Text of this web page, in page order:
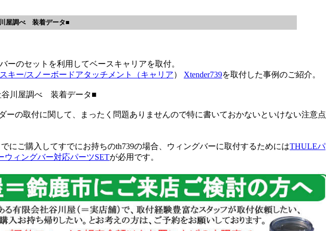
屋調べ 装着データ■
ーのセットを利用してベースキャリアを取付。
スキー/スノーボードアタッチメント（キャリア） Xtender739を取付した事例のご紹介。
谷川屋調べ 装着データ■
ーの取付に関して、まったく問題ありませんので特に書いておかないといけない注意点
にご購入してすでにお持ちのth739の場合、ウィングバーに取付するためにはTHULEパ
ウィングバー対応パーツSETが必用です。